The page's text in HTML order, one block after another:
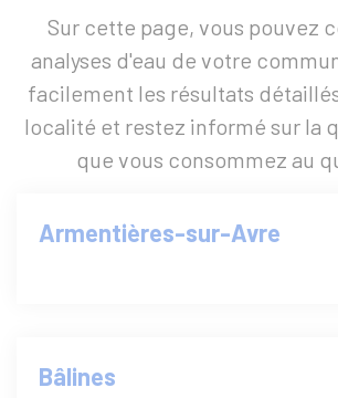
Sur cette page, vous pouvez
analyses d'eau de votre
facilement les résultats
localité et restez informé sur la
que vous consommez au
Armentières-sur-Avre
Bâlines